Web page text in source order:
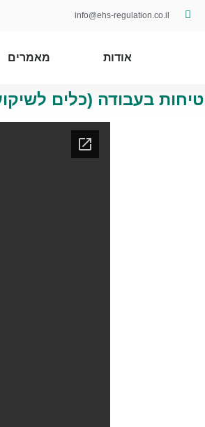
info@ehs-regulation.co.il
אודות מאמרים
בעבודה (כלים